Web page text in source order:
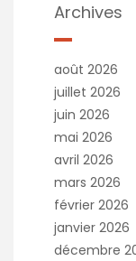
Archives
août 2026
juillet 2026
juin 2026
mai 2026
avril 2026
mars 2026
février 2026
janvier 2026
décembre